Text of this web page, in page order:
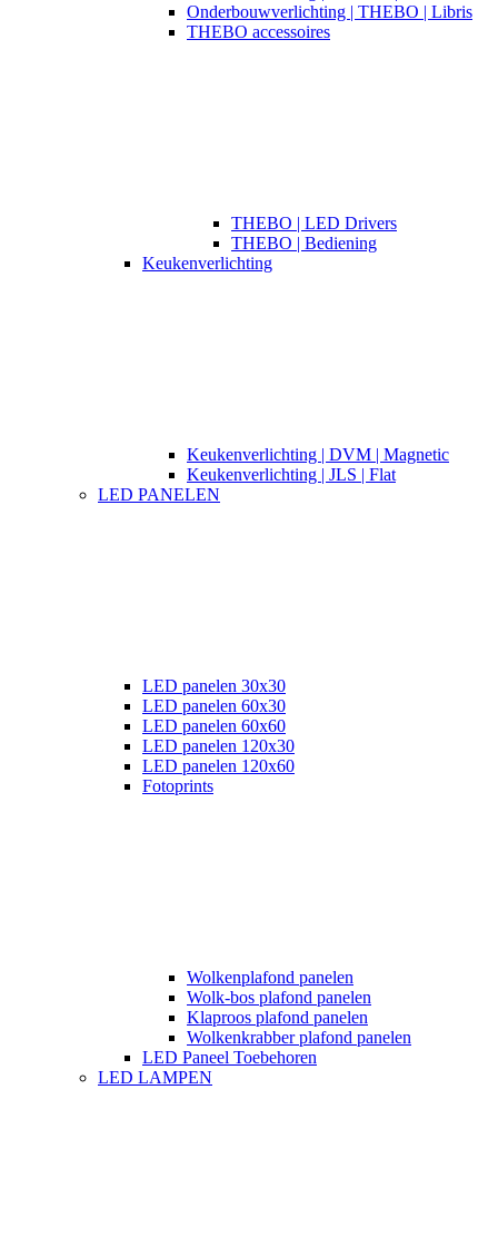
Onderbouwverlichting | THEBO | Libris
THEBO accessoires
THEBO | LED Drivers
THEBO | Bediening
Keukenverlichting
Keukenverlichting | DVM | Magnetic
Keukenverlichting | JLS | Flat
LED PANELEN
LED panelen 30x30
LED panelen 60x30
LED panelen 60x60
LED panelen 120x30
LED panelen 120x60
Fotoprints
Wolkenplafond panelen
Wolk-bos plafond panelen
Klaproos plafond panelen
Wolkenkrabber plafond panelen
LED Paneel Toebehoren
LED LAMPEN